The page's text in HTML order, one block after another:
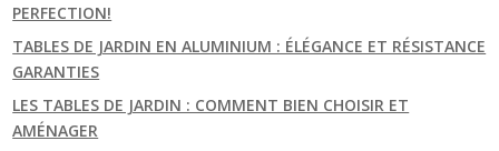
PERFECTION!
TABLES DE JARDIN EN ALUMINIUM : ÉLÉGANCE ET RÉSISTANCE
GARANTIES
LES TABLES DE JARDIN : COMMENT BIEN CHOISIR ET
AMÉNAGER